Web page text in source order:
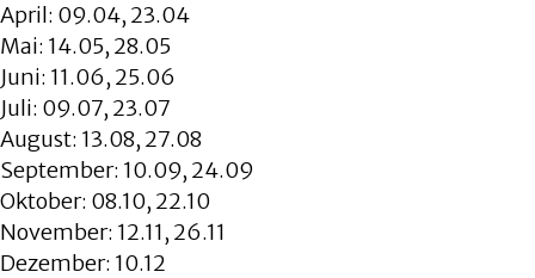
April: 09.04, 23.04
Mai: 14.05, 28.05
Juni: 11.06, 25.06
Juli: 09.07, 23.07
August: 13.08, 27.08
September: 10.09, 24.09
Oktober: 08.10, 22.10
November: 12.11, 26.11
Dezember: 10.12